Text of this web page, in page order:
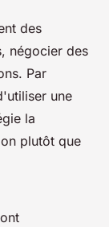
des
négocier des
Par
une
la
plutôt que